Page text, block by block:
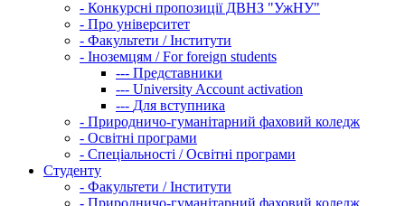
- Конкурсні пропозиції ДВНЗ "УжНУ"
- Про університет
- Факультети / Інститути
- Іноземцям / For foreign students
--- Представники
--- University Account activation
--- Для вступника
- Природничо-гуманітарний фаховий коледж
- Освітні програми
- Спеціальності / Освітні програми
Студенту
- Факультети / Інститути
- Природничо-гуманітарний фаховий коледж